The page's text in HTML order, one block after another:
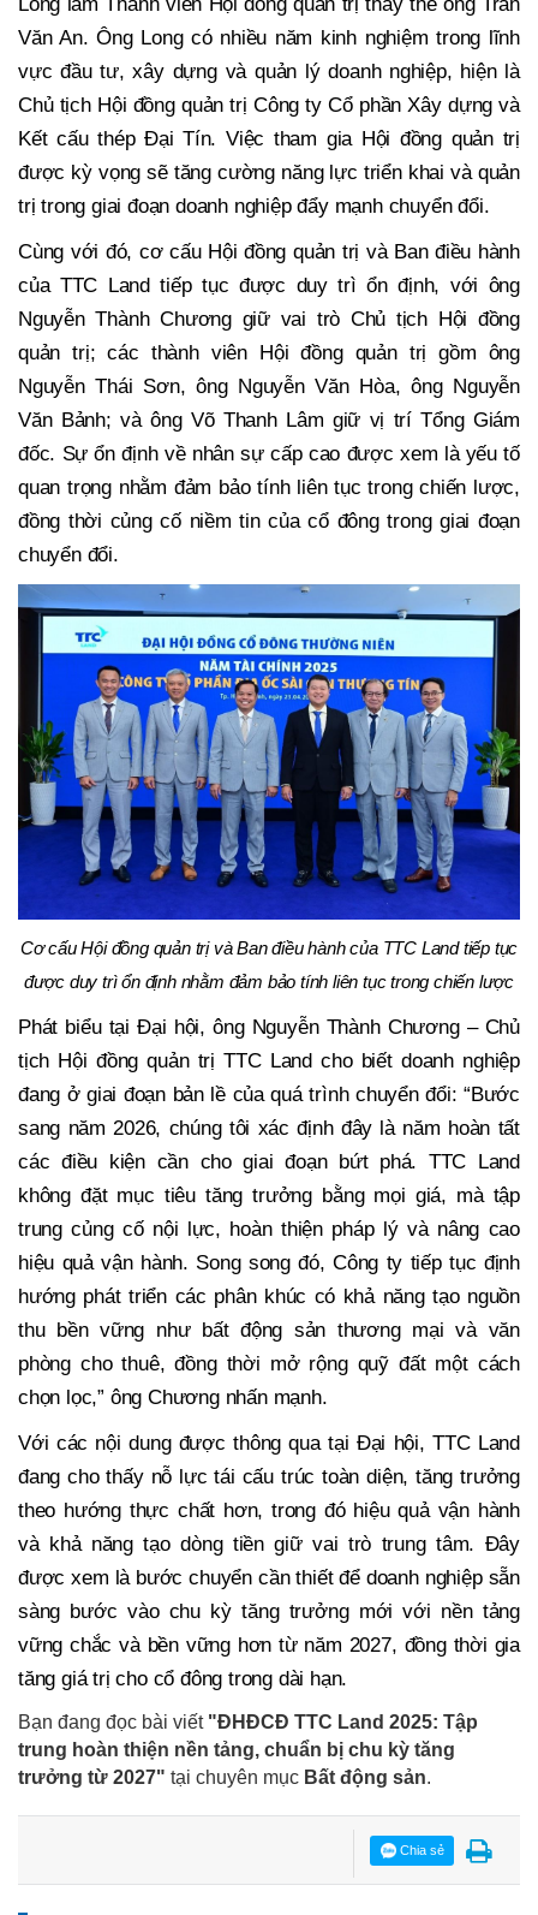
Văn An. Ông Long có nhiều năm kinh nghiệm trong lĩnh
vực đầu tư, xây dựng và quản lý doanh nghiệp, hiện là
Chủ tịch Hội đồng quản trị Công ty Cổ phần Xây dựng và
Kết cấu thép Đại Tín. Việc tham gia Hội đồng quản trị
được kỳ vọng sẽ tăng cường năng lực triển khai và quản
trị trong giai đoạn doanh nghiệp đẩy mạnh chuyển đổi.
Cùng với đó, cơ cấu Hội đồng quản trị và Ban điều hành
của TTC Land tiếp tục được duy trì ổn định, với ông
Nguyễn Thành Chương giữ vai trò Chủ tịch Hội đồng
quản trị; các thành viên Hội đồng quản trị gồm ông
Nguyễn Thái Sơn, ông Nguyễn Văn Hòa, ông Nguyễn
Văn Bảnh; và ông Võ Thanh Lâm giữ vị trí Tổng Giám
đốc. Sự ổn định về nhân sự cấp cao được xem là yếu tố
quan trọng nhằm đảm bảo tính liên tục trong chiến lược,
đồng thời củng cố niềm tin của cổ đông trong giai đoạn
chuyển đổi.
Cơ cấu Hội đồng quản trị và Ban điều hành của TTC Land tiếp tục
được duy trì ổn định nhằm đảm bảo tính liên tục trong chiến lược
Phát biểu tại Đại hội, ông Nguyễn Thành Chương – Chủ
tịch Hội đồng quản trị TTC Land cho biết doanh nghiệp
đang ở giai đoạn bản lề của quá trình chuyển đổi: “Bước
sang năm 2026, chúng tôi xác định đây là năm hoàn tất
các điều kiện cần cho giai đoạn bứt phá. TTC Land
không đặt mục tiêu tăng trưởng bằng mọi giá, mà tập
trung củng cố nội lực, hoàn thiện pháp lý và nâng cao
hiệu quả vận hành. Song song đó, Công ty tiếp tục định
hướng phát triển các phân khúc có khả năng tạo nguồn
thu bền vững như bất động sản thương mại và văn
phòng cho thuê, đồng thời mở rộng quỹ đất một cách
chọn lọc,” ông Chương nhấn mạnh.
Với các nội dung được thông qua tại Đại hội, TTC Land
đang cho thấy nỗ lực tái cấu trúc toàn diện, tăng trưởng
theo hướng thực chất hơn, trong đó hiệu quả vận hành
và khả năng tạo dòng tiền giữ vai trò trung tâm. Đây
được xem là bước chuyển cần thiết để doanh nghiệp sẵn
sàng bước vào chu kỳ tăng trưởng mới với nền tảng
vững chắc và bền vững hơn từ năm 2027, đồng thời gia
tăng giá trị cho cổ đông trong dài hạn.
Bạn đang đọc bài viết "ĐHĐCĐ TTC Land 2025: Tập
trung hoàn thiện nền tảng, chuẩn bị chu kỳ tăng
trưởng từ 2027" tại chuyên mục Bất động sản.
Chia sẻ